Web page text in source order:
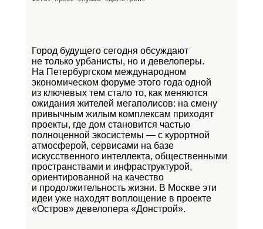
Город будущего сегодня обсуждают
не только урбанисты, но и девелоперы.
На Петербургском международном
экономическом форуме этого года одной
из ключевых тем стало то, как меняются
ожидания жителей мегаполисов: на смену
привычным жилым комплексам приходят
проекты, где дом становится частью
полноценной экосистемы — с курортной
атмосферой, сервисами на базе
искусственного интеллекта, общественными
пространствами и инфраструктурой,
ориентированной на качество
и продолжительность жизни. В Москве эти
идеи уже находят воплощение в проекте
«Остров» девелопера «Донстрой».